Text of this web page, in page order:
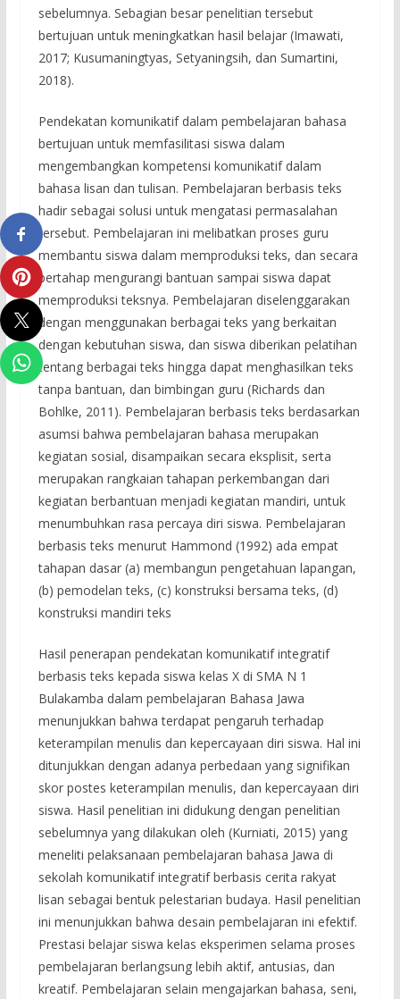
sebelumnya. Sebagian besar penelitian tersebut
bertujuan untuk meningkatkan hasil belajar (Imawati,
2017; Kusumaningtyas, Setyaningsih, dan Sumartini,
2018).
Pendekatan komunikatif dalam pembelajaran bahasa
bertujuan untuk memfasilitasi siswa dalam
mengembangkan kompetensi komunikatif dalam
bahasa lisan dan tulisan. Pembelajaran berbasis teks
hadir sebagai solusi untuk mengatasi permasalahan
tersebut. Pembelajaran ini melibatkan proses guru
membantu siswa dalam memproduksi teks, dan secara
bertahap mengurangi bantuan sampai siswa dapat
memproduksi teksnya. Pembelajaran diselenggarakan
dengan menggunakan berbagai teks yang berkaitan
dengan kebutuhan siswa, dan siswa diberikan pelatihan
tentang berbagai teks hingga dapat menghasilkan teks
tanpa bantuan, dan bimbingan guru (Richards dan
Bohlke, 2011). Pembelajaran berbasis teks berdasarkan
asumsi bahwa pembelajaran bahasa merupakan
kegiatan sosial, disampaikan secara eksplisit, serta
merupakan rangkaian tahapan perkembangan dari
kegiatan berbantuan menjadi kegiatan mandiri, untuk
menumbuhkan rasa percaya diri siswa. Pembelajaran
berbasis teks menurut Hammond (1992) ada empat
tahapan dasar (a) membangun pengetahuan lapangan,
(b) pemodelan teks, (c) konstruksi bersama teks, (d)
konstruksi mandiri teks
Hasil penerapan pendekatan komunikatif integratif
berbasis teks kepada siswa kelas X di SMA N 1
Bulakamba dalam pembelajaran Bahasa Jawa
menunjukkan bahwa terdapat pengaruh terhadap
keterampilan menulis dan kepercayaan diri siswa. Hal ini
ditunjukkan dengan adanya perbedaan yang signifikan
skor postes keterampilan menulis, dan kepercayaan diri
siswa. Hasil penelitian ini didukung dengan penelitian
sebelumnya yang dilakukan oleh (Kurniati, 2015) yang
meneliti pelaksanaan pembelajaran bahasa Jawa di
sekolah komunikatif integratif berbasis cerita rakyat
lisan sebagai bentuk pelestarian budaya. Hasil penelitian
ini menunjukkan bahwa desain pembelajaran ini efektif.
Prestasi belajar siswa kelas eksperimen selama proses
pembelajaran berlangsung lebih aktif, antusias, dan
kreatif. Pembelajaran selain mengajarkan bahasa, seni,